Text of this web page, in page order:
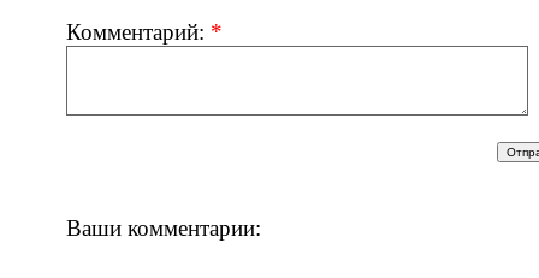
Комментарий: *
Ваши комментарии: